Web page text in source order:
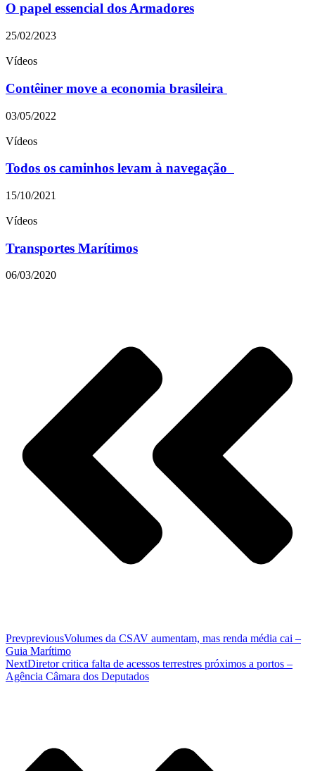
O papel essencial dos Armadores
25/02/2023
Vídeos
Contêiner move a economia brasileira
03/05/2022
Vídeos
Todos os caminhos levam à navegação
15/10/2021
Vídeos
Transportes Marítimos
06/03/2020
PrevpreviousVolumes da CSAV aumentam, mas renda média cai –
Guia Marítimo
NextDiretor critica falta de acessos terrestres próximos a portos –
Agência Câmara dos Deputados